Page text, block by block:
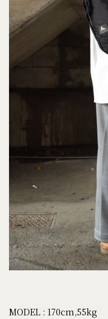
MODEL : 170cm,55kg